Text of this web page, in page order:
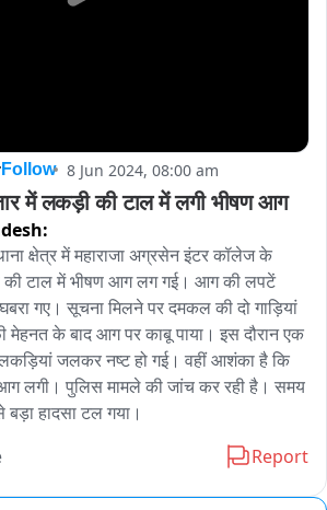
Follow 8 Jun 2024, 08:00 am
में लकड़ी की टाल में लगी भीषण आग
क्षेत्र में महाराजा अग्रसेन इंटर कॉलेज के
टाल में भीषण आग लग गई। आग की लपटें
गए। सूचना मिलने पर दमकल की दो गाड़ियां
मेहनत के बाद आग पर काबू पाया। इस दौरान एक
जलकर नष्ट हो गई। वहीं आशंका है कि
लगी। पुलिस मामले की जांच कर रही है। समय
हादसा टल गया।
Report